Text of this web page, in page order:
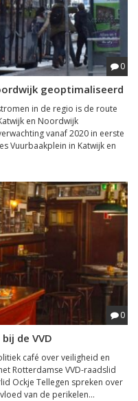
0
geoptimaliseerd
in de regio is de route
en Noordwijk
vanaf 2020 in eerste
Vuurbaakplein in Katwijk en
0
de VVD
café over veiligheid en
Rotterdamse VVD-raadslid
Ockje Tellegen spreken over
van de perikelen...